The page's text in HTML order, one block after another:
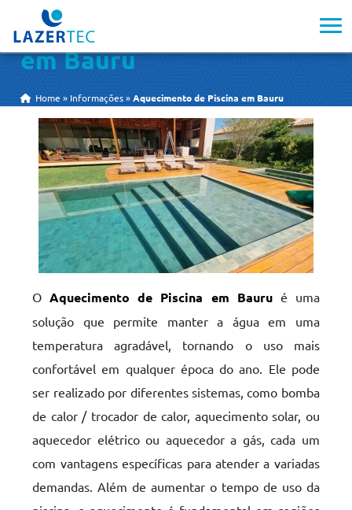
Aquecimento de Piscina
em Bauru
Home » Informações »Aquecimento de Piscina em Bauru
OAquecimento de Piscina em Baurué uma
solução que permite manter a água em uma
temperatura agradável, tornando o uso mais
confortável em qualquer época do ano. Ele pode
ser realizado por diferentes sistemas, como bomba
de calor / trocador de calor, aquecimento solar, ou
aquecedor elétrico ou aquecedor a gás, cada um
com vantagens específicas para atender a variadas
demandas. Além de aumentar o tempo de uso da